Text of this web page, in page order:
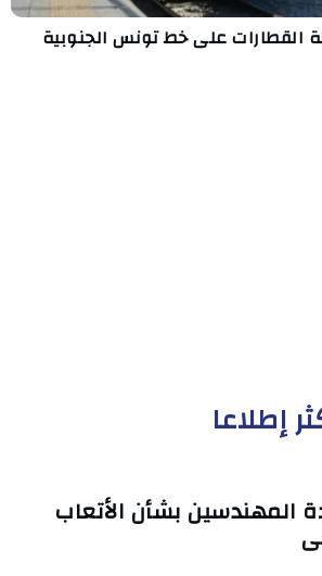
على خط تونس الجنوبية
إطلاعا
المهندسين بشأن الأتعاب